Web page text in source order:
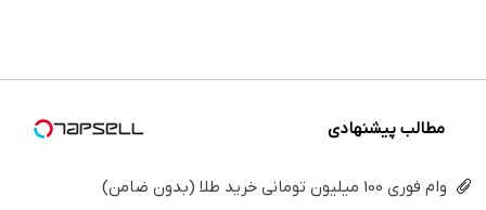
کن
کننده
مطالب پیشنهادی
وام فوری 100 میلیون تومانی خرید طلا (بدون ضامن)